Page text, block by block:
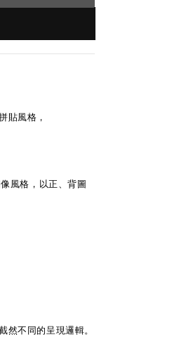
貼風格，
風格，以正、背圖
不同的呈現邏輯。